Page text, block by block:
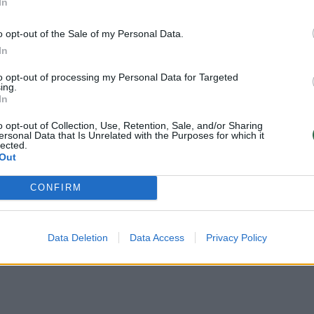
opt-out of the Sale of my Personal Data.
opt-out of processing my Personal Data for Targeted
opt-out of Collection, Use, Retention, Sale, and/or Sharing
Data that Is Unrelated with the Purposes for which it
CONFIRM
Data Deletion Data Access Privacy Policy
broliai: Juozas ir Vincas, sesuo Stasė ir aš –
kodėl tokį vardą parinko paprasti
Mano tėvai bendravo ar draugavo su
vardas buvo Scholastika.
patinka, tai ir jo vardas atrodo labai gražus.
su Butrimonių parapijos klebonu, kuris
vardu, o kai papasakojo apie šv.
neliko. Taip aš ir tapau Scholastika.